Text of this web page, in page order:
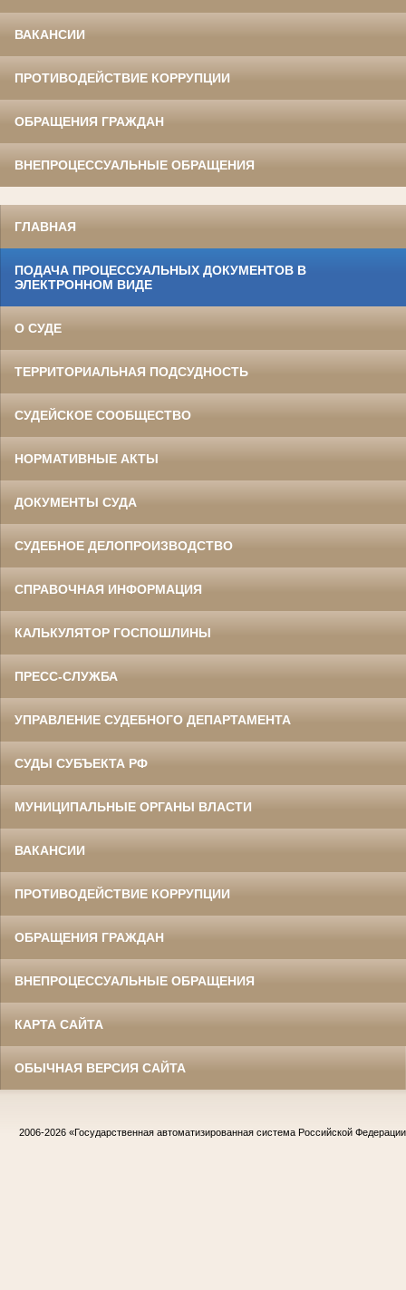
ВАКАНСИИ
ПРОТИВОДЕЙСТВИЕ КОРРУПЦИИ
ОБРАЩЕНИЯ ГРАЖДАН
ВНЕПРОЦЕССУАЛЬНЫЕ ОБРАЩЕНИЯ
ГЛАВНАЯ
ПОДАЧА ПРОЦЕССУАЛЬНЫХ ДОКУМЕНТОВ В
ЭЛЕКТРОННОМ ВИДЕ
О СУДЕ
ТЕРРИТОРИАЛЬНАЯ ПОДСУДНОСТЬ
СУДЕЙСКОЕ СООБЩЕСТВО
НОРМАТИВНЫЕ АКТЫ
ДОКУМЕНТЫ СУДА
СУДЕБНОЕ ДЕЛОПРОИЗВОДСТВО
СПРАВОЧНАЯ ИНФОРМАЦИЯ
КАЛЬКУЛЯТОР ГОСПОШЛИНЫ
ПРЕСС-СЛУЖБА
УПРАВЛЕНИЕ СУДЕБНОГО ДЕПАРТАМЕНТА
СУДЫ СУБЪЕКТА РФ
МУНИЦИПАЛЬНЫЕ ОРГАНЫ ВЛАСТИ
ВАКАНСИИ
ПРОТИВОДЕЙСТВИЕ КОРРУПЦИИ
ОБРАЩЕНИЯ ГРАЖДАН
ВНЕПРОЦЕССУАЛЬНЫЕ ОБРАЩЕНИЯ
КАРТА САЙТА
ОБЫЧНАЯ ВЕРСИЯ САЙТА
2006-2026 «Государственная автоматизированная система Российской